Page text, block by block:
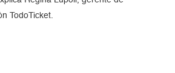
TodoTicket.